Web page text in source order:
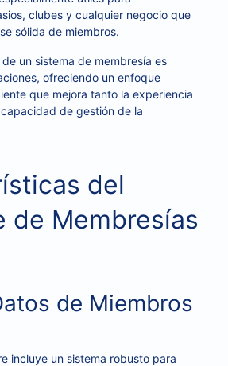
clubes y cualquier negocio que
sólida de miembros.
un sistema de membresía es
ofreciendo un enfoque
que mejora tanto la experiencia
de gestión de la
del
de Membresías
de Miembros
incluye un sistema robusto para